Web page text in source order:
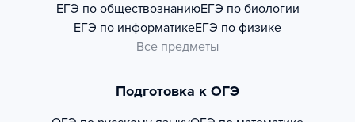
ЕГЭ по обществознаниюЕГЭ по биологии
ЕГЭ по информатикеЕГЭ по физике
Все предметы
Подготовка к ОГЭ